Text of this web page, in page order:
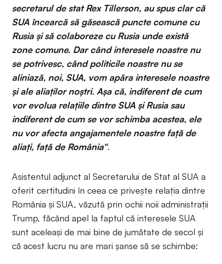
secretarul de stat Rex Tillerson, au spus clar că
SUA încearcă să găsească puncte comune cu
Rusia și să colaboreze cu Rusia unde există
zone comune. Dar când interesele noastre nu
se potrivesc, când politicile noastre nu se
aliniază, noi, SUA, vom apăra interesele noastre
și ale aliaților noștri. Așa că, indiferent de cum
vor evolua relațiile dintre SUA și Rusia sau
indiferent de cum se vor schimba acestea, ele
nu vor afecta angajamentele noastre față de
aliați, față de România“.
Asistentul adjunct al Secretarului de Stat al SUA a
oferit certitudini în ceea ce privește relația dintre
România și SUA, văzută prin ochii noii administrații
Trump, făcând apel la faptul că interesele SUA
sunt aceleași de mai bine de jumătate de secol și
că acest lucru nu are mari șanse să se schimbe: